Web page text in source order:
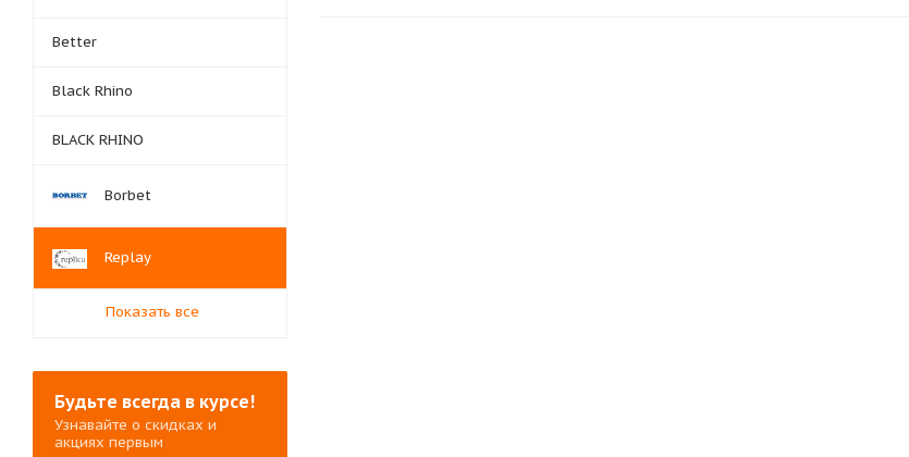
Better
Black Rhino
BLACK RHINO
Borbet
Replay
Показать все
Будьте всегда в курсе!
Узнавайте о скидках и
акциях первым